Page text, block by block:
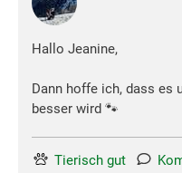
Hallo Jeanine,
Dann hoffe ich, dass es
besser wird 🐾
Tierisch gut